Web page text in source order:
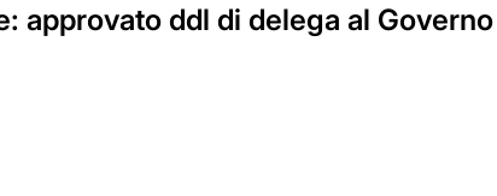
approvato ddl di delega al Governo